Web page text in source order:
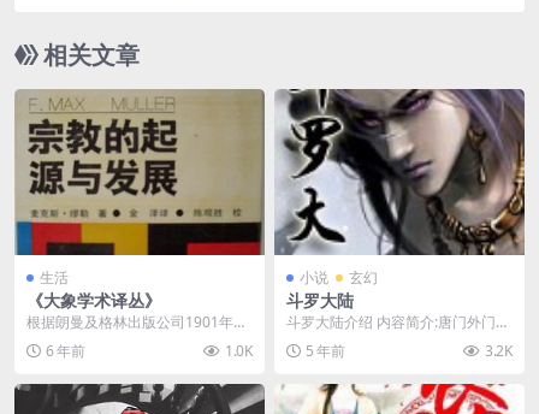
相关文章
生活
《大象学术译丛》
根据朗曼及格林出版公司1901年版
译出 该书是宗教学的重要代表著作
之一...6 年前 1.0K
小说 玄幻
斗罗大陆
斗罗大陆介绍 内容简介:唐门外门弟
子唐三，因偷学内门绝学为唐门所
不容，跳崖明志时...
5 年前 3.2K